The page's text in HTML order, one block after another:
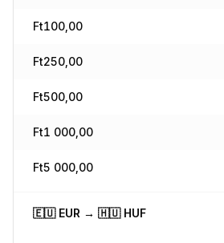
Ft100,00
Ft250,00
Ft500,00
Ft1 000,00
Ft5 000,00
🇪🇺 EUR → 🇭🇺 HUF